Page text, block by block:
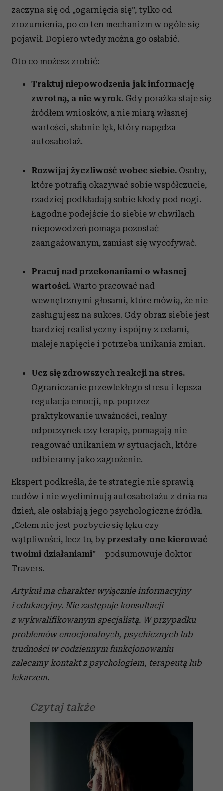
zaczyna się od „ogarnięcia się”, tylko od
zrozumienia, po co ten mechanizm w ogóle się
pojawił. Dopiero wtedy można go osłabić.
Oto co możesz zrobić:
Traktuj niepowodzenia jak informację
zwrotną, a nie wyrok. Gdy porażka staje się
źródłem wniosków, a nie miarą własnej
wartości, słabnie lęk, który napędza
autosabotaż.
Rozwijaj życzliwość wobec siebie. Osoby,
które potrafią okazywać sobie współczucie,
rzadziej podkładają sobie kłody pod nogi.
Łagodne podejście do siebie w chwilach
niepowodzeń pomaga pozostać
zaangażowanym, zamiast się wycofywać.
Pracuj nad przekonaniami o własnej
wartości. Warto pracować nad
wewnętrznymi głosami, które mówią, że nie
zasługujesz na sukces. Gdy obraz siebie jest
bardziej realistyczny i spójny z celami,
maleje napięcie i potrzeba unikania zmian.
Ucz się zdrowszych reakcji na stres.
Ograniczanie przewlekłego stresu i lepsza
regulacja emocji, np. poprzez
praktykowanie uważności, realny
odpoczynek czy terapię, pomagają nie
reagować unikaniem w sytuacjach, które
odbieramy jako zagrożenie.
Ekspert podkreśla, że te strategie nie sprawią
cudów i nie wyeliminują autosabotażu z dnia na
dzień, ale osłabiają jego psychologiczne źródła.
„Celem nie jest pozbycie się lęku czy
wątpliwości, lecz to, by przestały one kierować
twoimi działaniami” – podsumowuje doktor
Travers.
Artykuł ma charakter wyłącznie informacyjny
i edukacyjny. Nie zastępuje konsultacji
z wykwalifikowanym specjalistą. W przypadku
problemów emocjonalnych, psychicznych lub
trudności w codziennym funkcjonowaniu
zalecamy kontakt z psychologiem, terapeutą lub
lekarzem.
Czytaj także